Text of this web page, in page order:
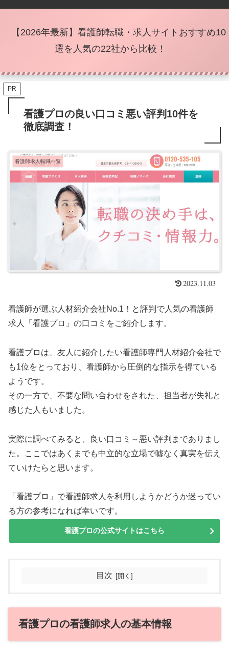
【2026年最新】看護師転職・求人サイトおすすめ10
選を人気の22社から比較！
PR
看護プロの良い口コミ悪い評判10件を
徹底調査！
看護師求人転職一覧
2023.11.03
看護師が選ぶ人材紹介会社No.1！と評判で人気の看護師
求人「看護プロ」の口コミをご紹介します。
看護プロは、友人に紹介したい看護師専門人材紹介会社で
も1位をとっており、看護師から圧倒的な指示を得ている
ようです。
その一方で、不要な問い合わせをされた、担当者が失礼と
感じた人もいました。
実際に調べてみると、良い口コミ～悪い評判までありまし
た。ここではあくまでも中立的な立場で嘘なく真実を伝え
ていけたらと思います。
「看護プロ」で看護師求人を利用しようかどうか迷ってい
る方の参考になれば幸いです。
看護プロの公式サイトはこちら
目次
看護プロの看護師求人の基本情報